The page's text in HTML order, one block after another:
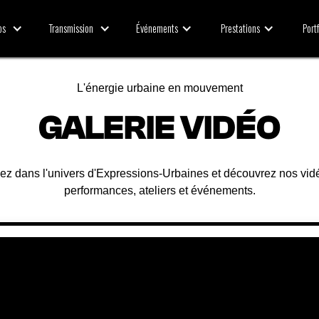
Transmission Événements Prestations
Transmission Événements Prestations
L'énergie urbaine en mouvement
GALERIE VIDÉO
dans l'univers d'Expressions-Urbaines et découvrez nos
performances, ateliers et événements.